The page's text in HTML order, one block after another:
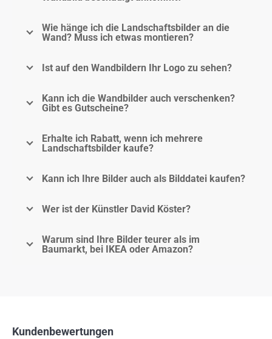
Wie hänge ich die Landschaftsbilder an die
Wand? Muss ich etwas montieren?
Ist auf den Wandbildern Ihr Logo zu sehen?
Kann ich die Wandbilder auch verschenken?
Gibt es Gutscheine?
Erhalte ich Rabatt, wenn ich mehrere
Landschaftsbilder kaufe?
Kann ich Ihre Bilder auch als Bilddatei kaufen?
Wer ist der Künstler David Köster?
Warum sind Ihre Bilder teurer als im
Baumarkt, bei IKEA oder Amazon?
Kundenbewertungen